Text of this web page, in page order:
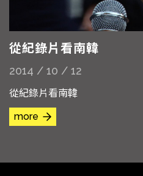
從紀錄片看南韓
2014 / 10 / 12
從紀錄片看南韓
more